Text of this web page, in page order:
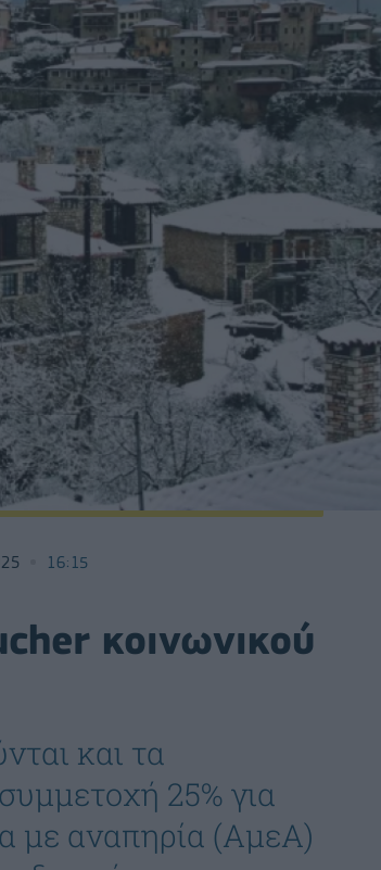
16:15
κοινωνικού
και τα
25% για
με αναπηρία (ΑμεΑ)